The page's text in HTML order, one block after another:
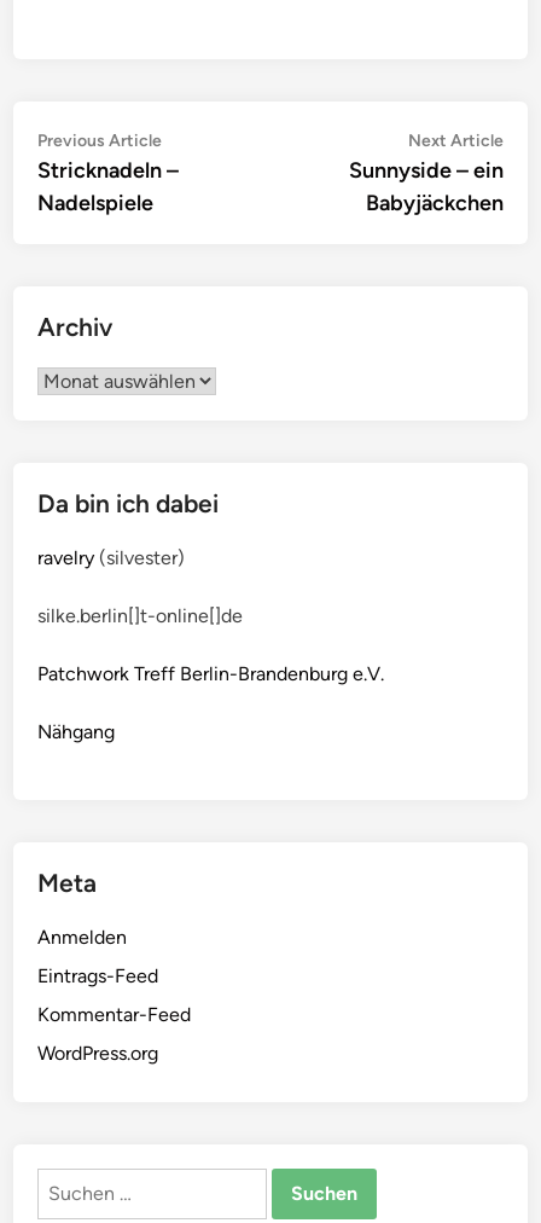
Beitragsnavigation
Previous ArticlePrevious
article:
Stricknadeln –
Nadelspiele
Next Article
Sunnyside – ein
Babyjäckchen
Archiv
Archiv
Da bin ich dabei
ravelry (silvester)
silke.berlin[]t-online[]de
Patchwork Treff Berlin-Brandenburg e.V.
Nähgang
Meta
Anmelden
Eintrags-Feed
Kommentar-Feed
WordPress.org
Suchen